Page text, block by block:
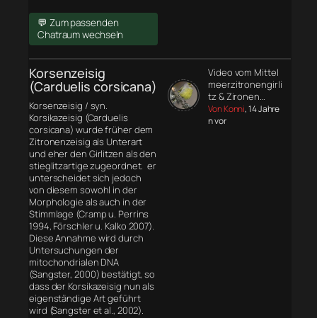
💬 Zum passenden
Chatraum wechseln
Korsenzeisig
(Carduelis corsicana)
Korsenzeisig / syn.
Korsikazeisig (Carduelis
corsicana) wurde früher dem
Zitronenzeisig als Unterart
und eher den Girlitzen als den
stieglitzartige zugeordnet. er
unterscheidet sich jedoch
von diesem sowohl in der
Morphologie als auch in der
Stimmlage (Cramp u. Perrins
1994, Förschler u. Kalko 2007).
Diese Annahme wird durch
Untersuchungen der
mitochondrialen DNA
(Sangster, 2000) bestätigt, so
dass der Korsikazeisig nun als
eigenständige Art geführt
wird (Sangster et al., 2002).
Video vom Mittel
meerzitronengirli
tz & Zironen…
Von Konni, 14 Jahre
n vor